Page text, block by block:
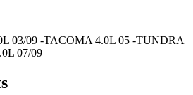
03/09 -TACOMA 4.0L 05 -TUNDRA
07/09